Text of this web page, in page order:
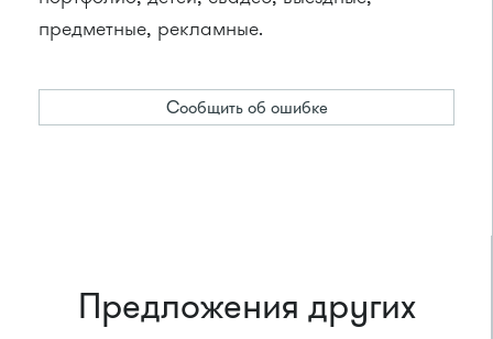
предметные, рекламные.
Сообщить об ошибке
Предложения других